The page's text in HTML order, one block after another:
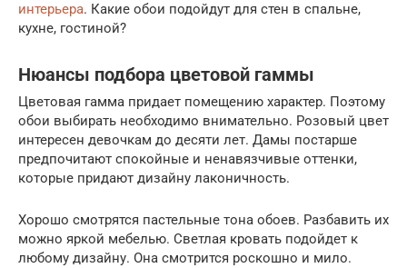
интерьера. Какие обои подойдут для стен в спальне,
кухне, гостиной?
Нюансы подбора цветовой гаммы
Цветовая гамма придает помещению характер. Поэтому
обои выбирать необходимо внимательно. Розовый цвет
интересен девочкам до десяти лет. Дамы постарше
предпочитают спокойные и ненавязчивые оттенки,
которые придают дизайну лаконичность.
Хорошо смотрятся пастельные тона обоев. Разбавить их
можно яркой мебелью. Светлая кровать подойдет к
любому дизайну. Она смотрится роскошно и мило.